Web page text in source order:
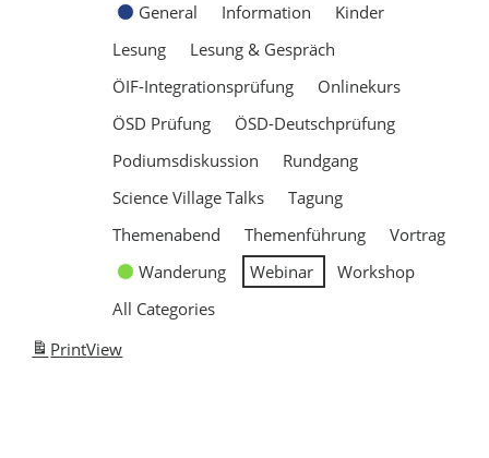
General
Information
Kinder
Lesung
Lesung & Gespräch
ÖIF-Integrationsprüfung
Onlinekurs
ÖSD Prüfung
ÖSD-Deutschprüfung
Podiumsdiskussion
Rundgang
Science Village Talks
Tagung
Themenabend
Themenführung
Vortrag
Wanderung
Webinar
Workshop
All Categories
PrintView